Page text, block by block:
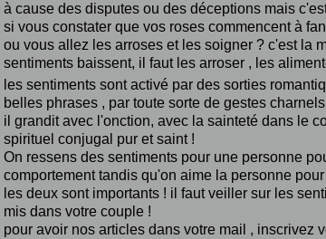
à cause des disputes ou des déceptions mais
si vous constater que vos roses commencent à
ou vous allez les arroses et les soigner ? c'est la
sentiments baissent, il faut les arroser , les
les sentiments sont activé par des sorties
belles phrases , par toute sorte de gestes
il grandit avec l'onction, avec la sainteté dans le
spirituel conjugal pur et saint !
On ressens des sentiments pour une personne
comportement tandis qu'on aime la personne
les deux sont importants ! il faut veiller sur les
mis dans votre couple !
pour avoir nos articles dans votre mail , inscrivez